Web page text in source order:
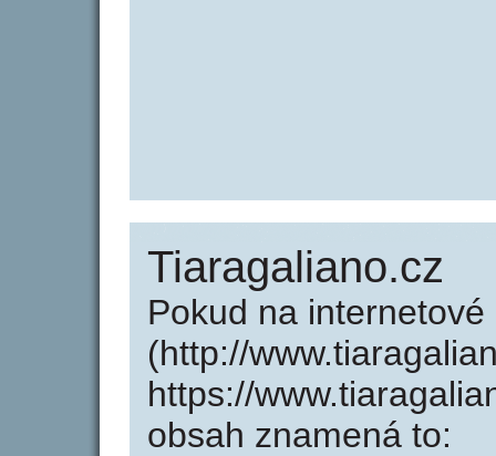
Tiaragaliano.cz
Pokud na
(http://
https://
obsah znamená to: